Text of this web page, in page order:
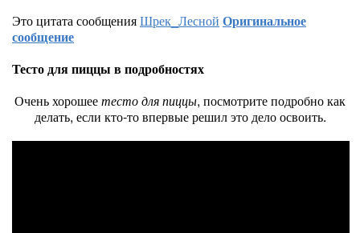
Это цитата сообщенияШрек_Лесной Оригинальное
сообщение
Тесто для пиццы в подробностях
Очень хорошеетесто для пиццы, посмотрите подробно как
делать, если кто-то впервые решил это дело освоить.